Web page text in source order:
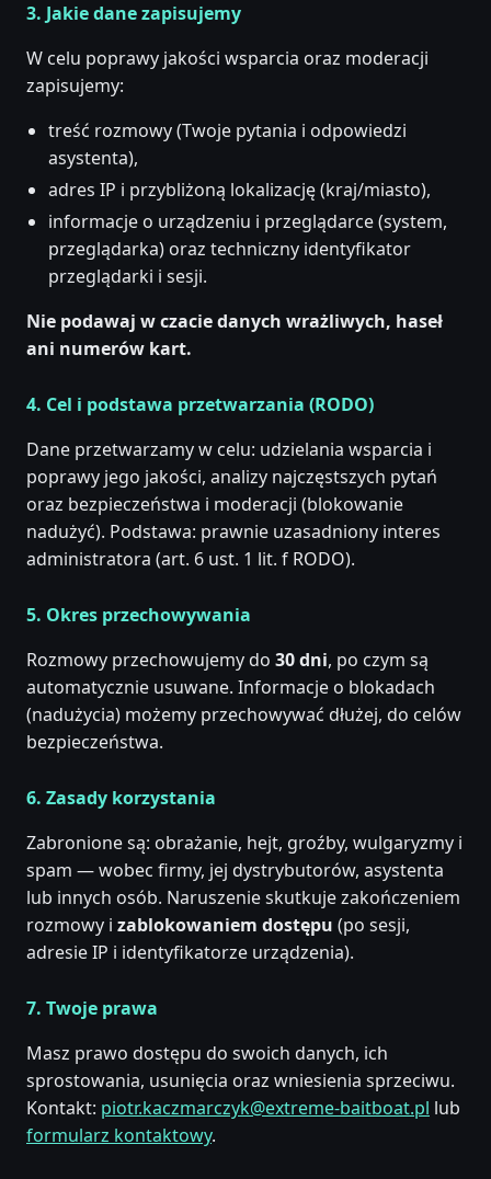
3. Jakie dane zapisujemy
W celu poprawy jakości wsparcia oraz moderacji
zapisujemy:
treść rozmowy (Twoje pytania i odpowiedzi
asystenta),
adres IP i przybliżoną lokalizację (kraj/miasto),
informacje o urządzeniu i przeglądarce (system,
przeglądarka) oraz techniczny identyfikator
przeglądarki i sesji.
Nie podawaj w czacie danych wrażliwych, haseł
ani numerów kart.
4. Cel i podstawa przetwarzania (RODO)
Dane przetwarzamy w celu: udzielania wsparcia i
poprawy jego jakości, analizy najczęstszych pytań
oraz bezpieczeństwa i moderacji (blokowanie
nadużyć). Podstawa: prawnie uzasadniony interes
administratora (art. 6 ust. 1 lit. f RODO).
5. Okres przechowywania
Rozmowy przechowujemy do 30 dni, po czym są
automatycznie usuwane. Informacje o blokadach
(nadużycia) możemy przechowywać dłużej, do celów
bezpieczeństwa.
6. Zasady korzystania
Zabronione są: obrażanie, hejt, groźby, wulgaryzmy i
spam — wobec firmy, jej dystrybutorów, asystenta
lub innych osób. Naruszenie skutkuje zakończeniem
rozmowy i zablokowaniem dostępu (po sesji,
adresie IP i identyfikatorze urządzenia).
7. Twoje prawa
Masz prawo dostępu do swoich danych, ich
sprostowania, usunięcia oraz wniesienia sprzeciwu.
Kontakt: piotr.kaczmarczyk@extreme-baitboat.pl lub
formularz kontaktowy.